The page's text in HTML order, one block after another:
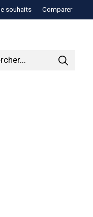
souhaits Comparer